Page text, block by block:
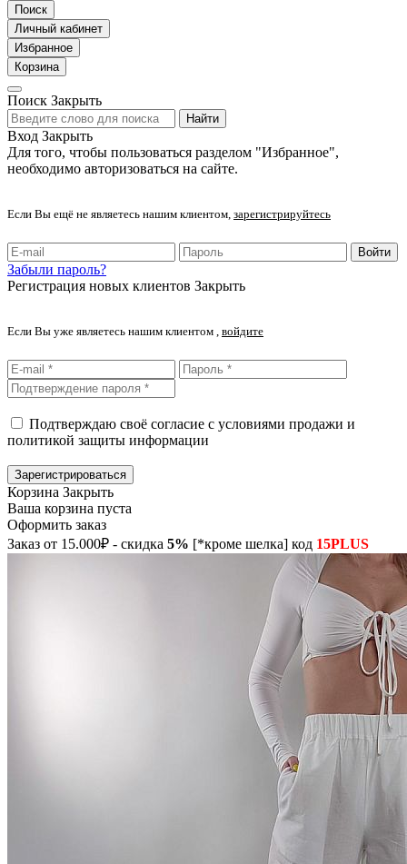
Поиск
Личный кабинет
Избранное
Корзина
Поиск Закрыть
Найти
Вход Закрыть
Для того, чтобы пользоваться разделом "Избранное",
необходимо авторизоваться на сайте.
Если Вы ещё не являетесь нашим клиентом, зарегистрируйтесь
Войти
Забыли пароль?
Регистрация новых клиентов Закрыть
Если Вы уже являетесь нашим клиентом , войдите
Подтверждаю своё согласие с условиями продажи и
политикой защиты информации
Зарегистрироваться
Корзина Закрыть
Ваша корзина пуста
Оформить заказ
Заказ от 15.000₽ - скидка 5% [*кроме шелка] код 15PLUS